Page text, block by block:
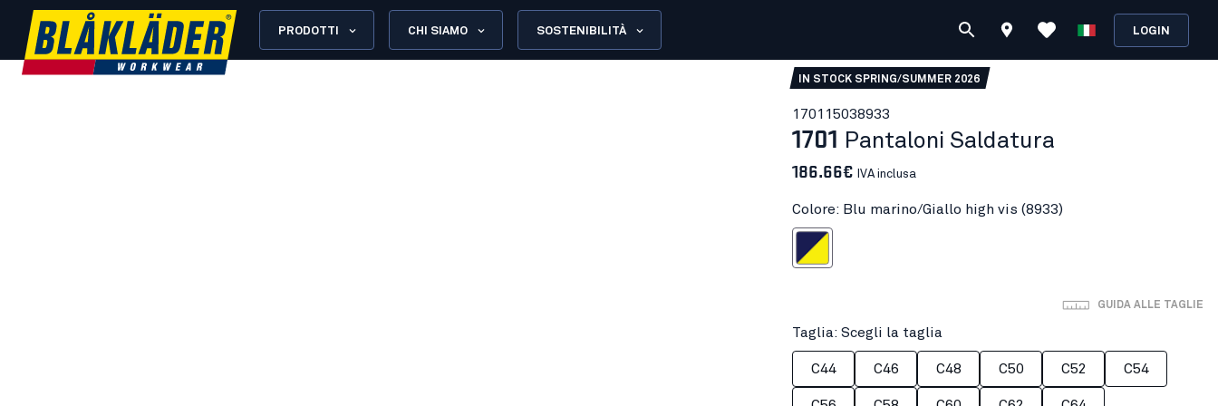
PRODOTTI CHI SIAMO SOSTENIBILITÀ LOGIN
IN STOCK SPRING/SUMMER 2026
170115038933
1701 Pantaloni Saldatura
186.66€ IVA inclusa
Colore: Blu marino/Giallo high vis (8933)
Blu marino/Giallo high vis
GUIDA ALLE TAGLIE
Taglia: Scegli la taglia
C44 C46 C48 C50 C52 C54